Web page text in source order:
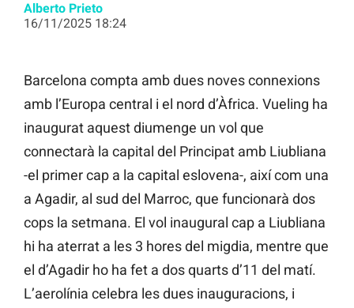
Alberto Prieto
16/11/2025 18:24
Barcelona compta amb dues noves connexions
amb l’Europa central i el nord d’Àfrica. Vueling ha
inaugurat aquest diumenge un vol que
connectarà la capital del Principat amb Liubliana
-el primer cap a la capital eslovena-, així com una
a Agadir, al sud del Marroc, que funcionarà dos
cops la setmana. El vol inaugural cap a Liubliana
hi ha aterrat a les 3 hores del migdia, mentre que
el d’Agadir ho ha fet a dos quarts d’11 del matí.
L’aerolínia celebra les dues inauguracions, i